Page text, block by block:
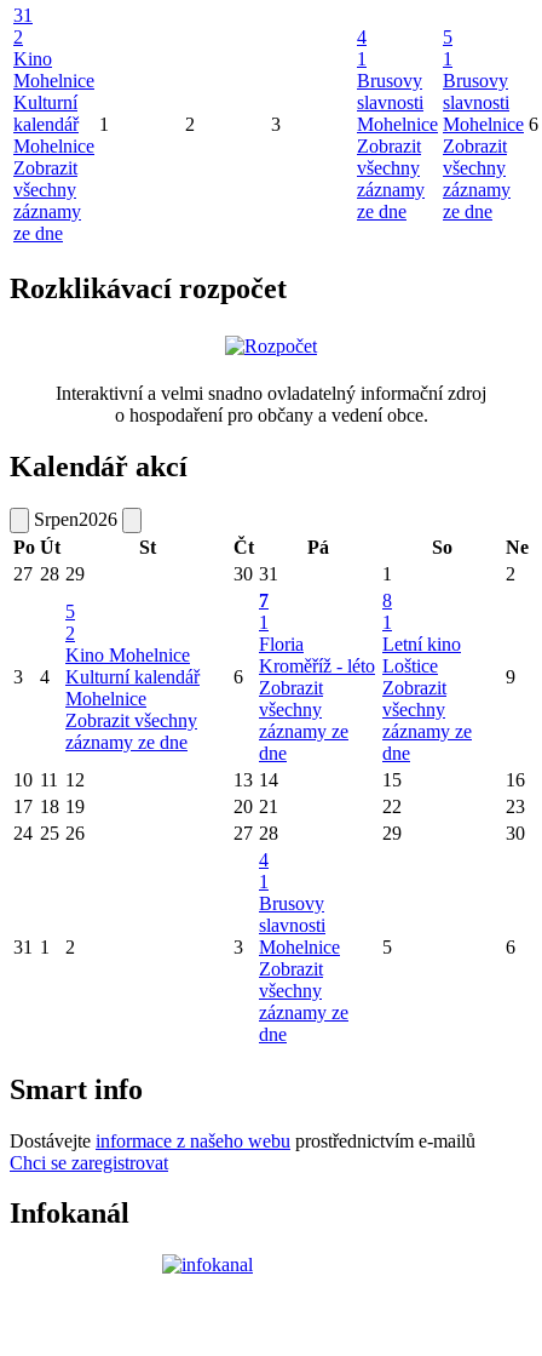
31
2
Kino
Mohelnice
Kulturní
kalendář
Mohelnice
Zobrazit
všechny
záznamy
ze dne
1 2 3
4
1
Brusovy
slavnosti
Mohelnice
Zobrazit
všechny
záznamy
ze dne
5
1
Brusovy
slavnosti
Mohelnice
Zobrazit
všechny
záznamy
ze dne
6
Rozklikávací rozpočet
Interaktivní a velmi snadno ovladatelný informační zdroj
o hospodaření pro občany a vedení obce.
Kalendář akcí
Srpen2026
Po Út St Čt Pá So
Ne
27 28 29 30 31 1 2
3 4
5
2
Kino Mohelnice
Kulturní kalendář
Mohelnice
Zobrazit všechny
záznamy ze dne
6
7
1
Floria
Kroměříž - léto
Zobrazit
všechny
záznamy ze
dne
8
1
Letní kino
Loštice
Zobrazit
všechny
záznamy ze
dne
9
10 11 12 13 14 15
16
17 18 19 20 21 22
23
24 25 26 27 28 29 30
31 1 2 3
4
1
Brusovy
slavnosti
Mohelnice
Zobrazit
všechny
záznamy ze
dne
5 6
Smart info
Dostávejte informace z našeho webu prostřednictvím e-mailů
Chci se zaregistrovat
Infokanál